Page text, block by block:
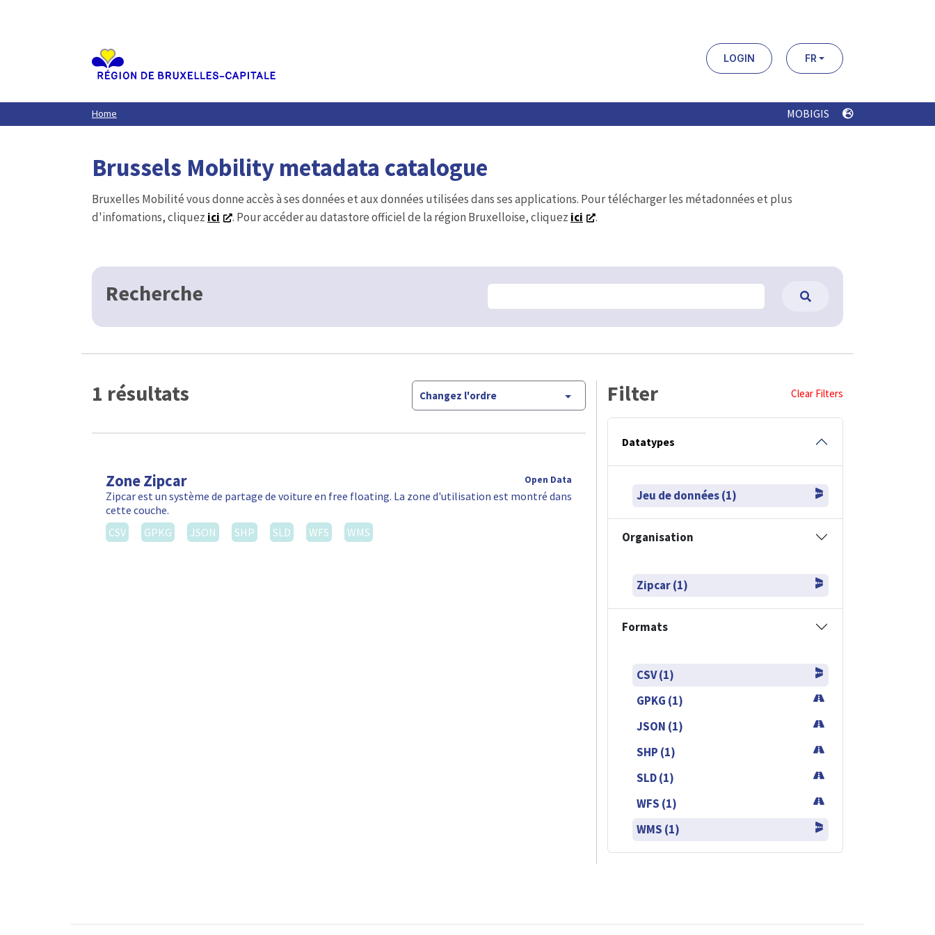
LOGIN FR
Home MOBIGIS
Brussels Mobility metadata catalogue
Bruxelles Mobilité vous donne accès à ses données et aux données utilisées dans ses applications. Pour télécharger les métadonnées et plus
d'infomations, cliquez ici . Pour accéder au datastore officiel de la région Bruxelloise, cliquez ici .
Recherche
1 résultats Changez l'ordre
Zone Zipcar Open Data
Zipcar est un système de partage de voiture en free floating. La zone d'utilisation est montré dans
cette couche.
CSV
GPKG JSON SHP SLD WFS WMS
Filter Clear Filters
Datatypes
Jeu de données (1)
Organisation
Zipcar (1)
Formats
CSV (1)
GPKG (1)
JSON (1)
SHP (1)
SLD (1)
WFS (1)
WMS (1)